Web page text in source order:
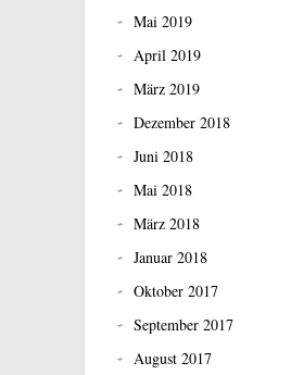
Mai 2019
April 2019
März 2019
Dezember 2018
Juni 2018
Mai 2018
März 2018
Januar 2018
Oktober 2017
September 2017
August 2017